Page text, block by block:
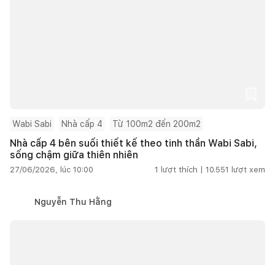
Wabi Sabi Nhà cấp 4 Từ 100m2 đến 200m2
Nhà cấp 4 bên suối thiết kế theo tinh thần Wabi Sabi,
sống chậm giữa thiên nhiên
27/06/2026, lúc 10:00 1 lượt thích | 10.551 lượt xem
Nguyễn Thu Hằng